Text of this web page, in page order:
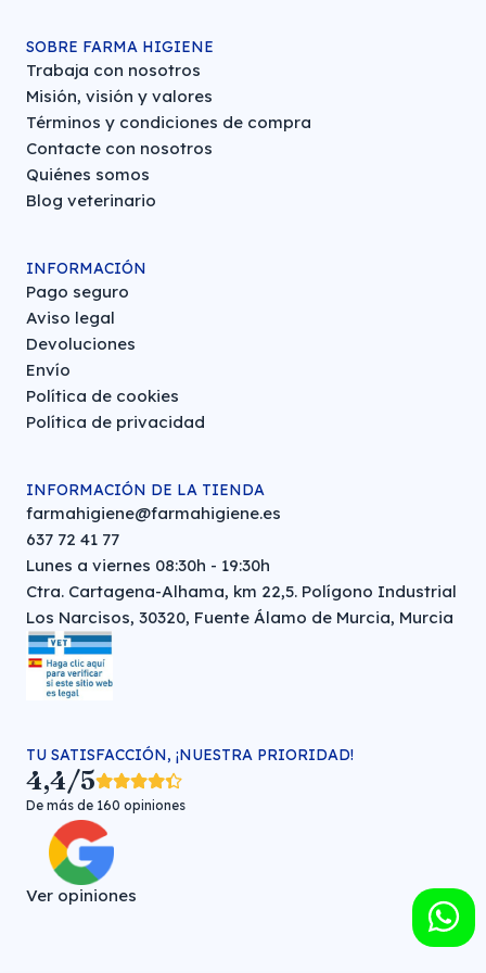
SOBRE FARMA HIGIENE
Trabaja con nosotros
Misión, visión y valores
Términos y condiciones de compra
Contacte con nosotros
Quiénes somos
Blog veterinario
INFORMACIÓN
Pago seguro
Aviso legal
Devoluciones
Envío
Política de cookies
Política de privacidad
INFORMACIÓN DE LA TIENDA
farmahigiene@farmahigiene.es
637 72 41 77
Lunes a viernes 08:30h - 19:30h
Ctra. Cartagena-Alhama, km 22,5. Polígono Industrial
Los Narcisos, 30320, Fuente Álamo de Murcia, Murcia
TU SATISFACCIÓN, ¡NUESTRA PRIORIDAD!
4,4/5
De más de 160 opiniones
Ver opiniones